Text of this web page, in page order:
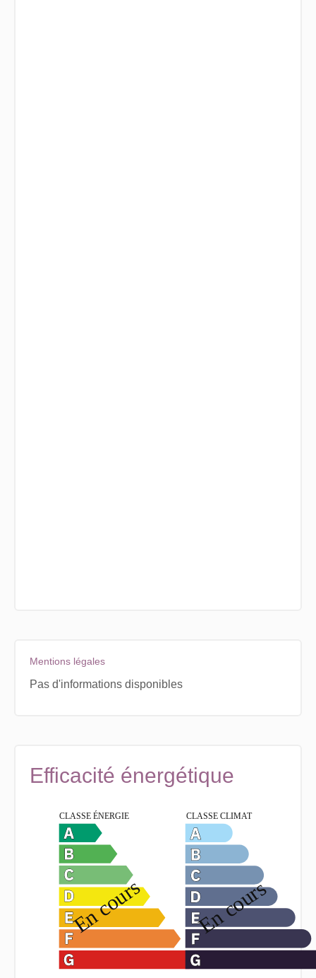
Mentions légales
Pas d'informations disponibles
Efficacité énergétique